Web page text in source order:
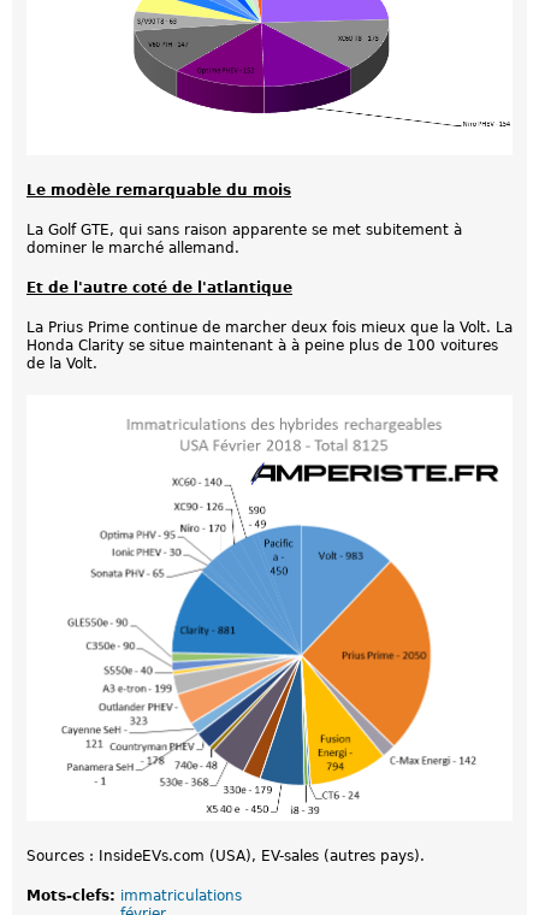
Le modèle remarquable du mois
La Golf GTE, qui sans raison apparente se met subitement à
dominer le marché allemand.
Et de l'autre coté de l'atlantique
La Prius Prime continue de marcher deux fois mieux que la Volt. La
Honda Clarity se situe maintenant à à peine plus de 100 voitures
de la Volt.
Sources : InsideEVs.com (USA), EV-sales (autres pays).
Mots-clefs: immatriculations